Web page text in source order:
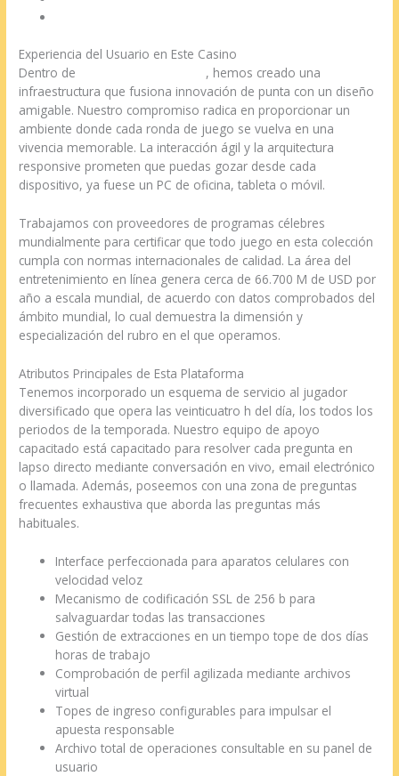
Experiencia del Usuario en Este Casino
Dentro de
, hemos creado una
infraestructura que fusiona innovación de punta con un diseño
amigable. Nuestro compromiso radica en proporcionar un
ambiente donde cada ronda de juego se vuelva en una
vivencia memorable. La interacción ágil y la arquitectura
responsive prometen que puedas gozar desde cada
dispositivo, ya fuese un PC de oficina, tableta o móvil.
Trabajamos con proveedores de programas célebres
mundialmente para certificar que todo juego en esta colección
cumpla con normas internacionales de calidad. La área del
entretenimiento en línea genera cerca de 66.700 M de USD por
año a escala mundial, de acuerdo con datos comprobados del
ámbito mundial, lo cual demuestra la dimensión y
especialización del rubro en el que operamos.
Atributos Principales de Esta Plataforma
Tenemos incorporado un esquema de servicio al jugador
diversificado que opera las veinticuatro h del día, los todos los
periodos de la temporada. Nuestro equipo de apoyo
capacitado está capacitado para resolver cada pregunta en
lapso directo mediante conversación en vivo, email electrónico
o llamada. Además, poseemos con una zona de preguntas
frecuentes exhaustiva que aborda las preguntas más
habituales.
Interface perfeccionada para aparatos celulares con
velocidad veloz
Mecanismo de codificación SSL de 256 b para
salvaguardar todas las transacciones
Gestión de extracciones en un tiempo tope de dos días
horas de trabajo
Comprobación de perfil agilizada mediante archivos
virtual
Topes de ingreso configurables para impulsar el
apuesta responsable
Archivo total de operaciones consultable en su panel de
usuario